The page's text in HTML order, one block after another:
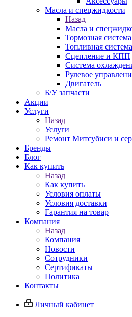
Масла и спецжидкости
Назад
Масла и
Тормозная система
Топливная система
Сцепление и КПП
Система
Рулевое
Двигатель
Б/У запчасти
Акции
Услуги
Назад
Услуги
Ремонт Митсубиси и
Бренды
Блог
Как купить
Назад
Как купить
Условия оплаты
Условия доставки
Гарантия на товар
Компания
Назад
Компания
Новости
Сотрудники
Сертификаты
Политика
Контакты
Личный кабинет